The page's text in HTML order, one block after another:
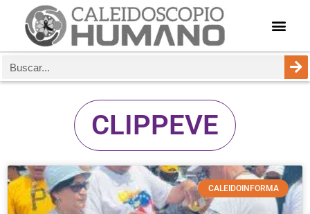
CLIPPEVE
CALEIDOINFORMA